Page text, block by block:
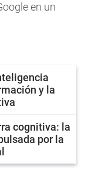
en un
y la
cognitiva: la
por la